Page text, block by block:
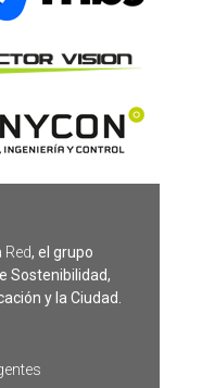
Red, el grupo
Sostenibilidad,
y la Ciudad.